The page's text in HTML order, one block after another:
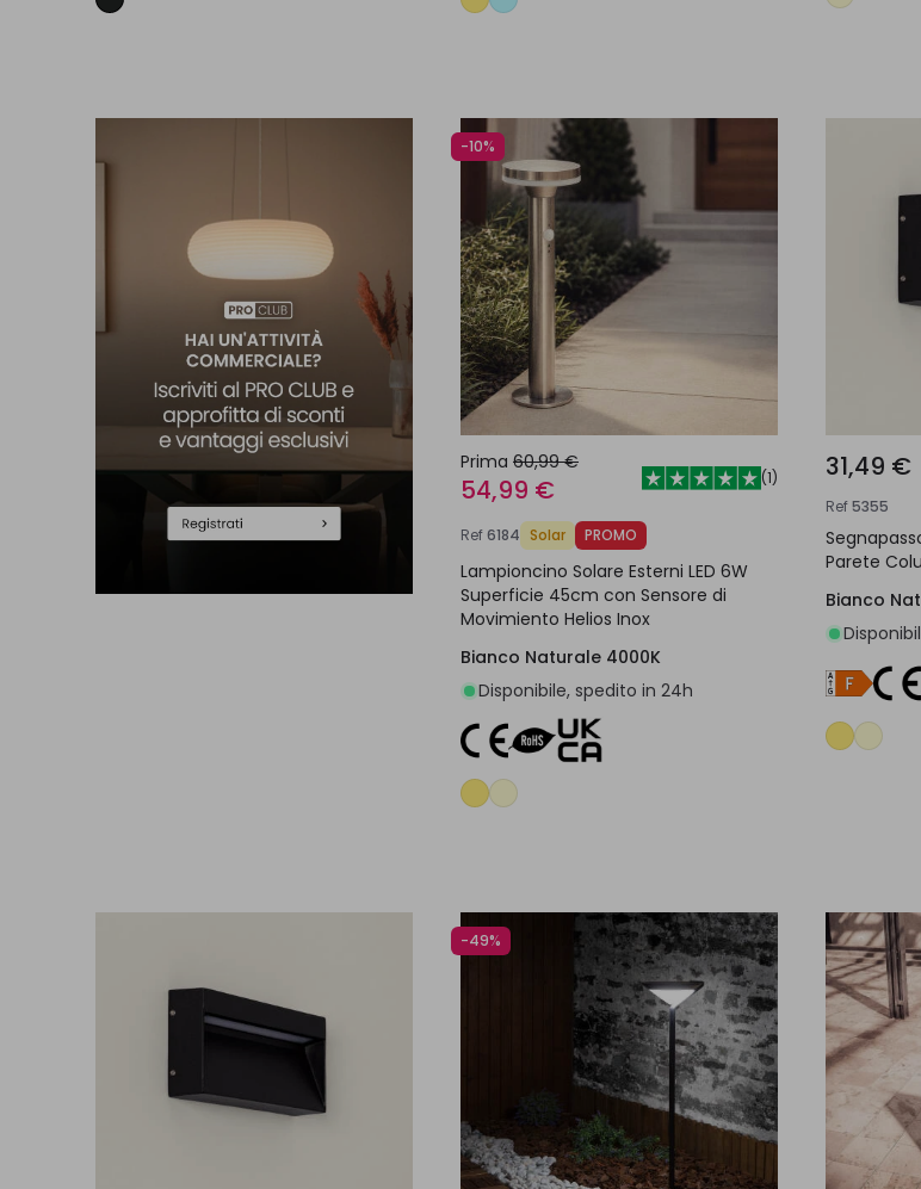
-10%
Prima 60,99 €
54,99 € (1)
Ref6184 Solar PROMO
Lampioncino Solare Esterni LED 6W
Superficie 45cm con Sensore di
Movimiento Helios Inox
Bianco Naturale 4000K
Disponibile, spedito in 24h
31,49 €
Ref5355
Parete
Bianco
-49%